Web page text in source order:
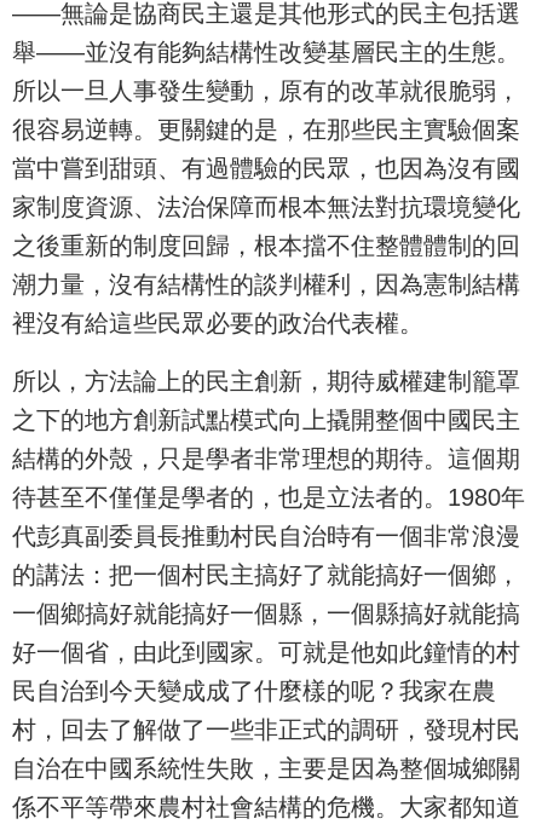
——無論是協商民主還是其他形式的民主包括選
舉——並沒有能夠結構性改變基層民主的生態。
所以一旦人事發生變動，原有的改革就很脆弱，
很容易逆轉。更關鍵的是，在那些民主實驗個案
當中嘗到甜頭、有過體驗的民眾，也因為沒有國
家制度資源、法治保障而根本無法對抗環境變化
之後重新的制度回歸，根本擋不住整體體制的回
潮力量，沒有結構性的談判權利，因為憲制結構
裡沒有給這些民眾必要的政治代表權。
所以，方法論上的民主創新，期待威權建制籠罩
之下的地方創新試點模式向上撬開整個中國民主
結構的外殼，只是學者非常理想的期待。這個期
待甚至不僅僅是學者的，也是立法者的。1980年
代彭真副委員長推動村民自治時有一個非常浪漫
的講法：把一個村民主搞好了就能搞好一個鄉，
一個鄉搞好就能搞好一個縣，一個縣搞好就能搞
好一個省，由此到國家。可就是他如此鐘情的村
民自治到今天變成成了什麼樣的呢？我家在農
村，回去了解做了一些非正式的調研，發現村民
自治在中國系統性失敗，主要是因為整個城鄉關
係不平等帶來農村社會結構的危機。大家都知道